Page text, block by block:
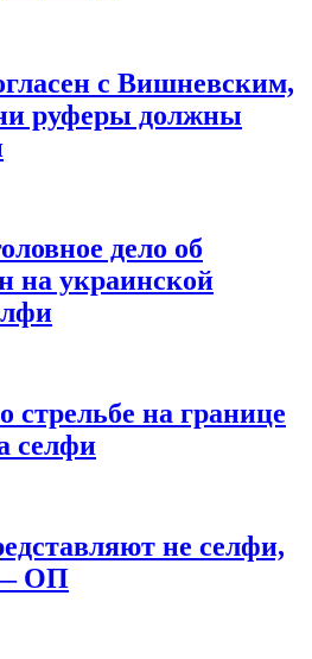
с Вишневским,
руферы должны
дело об
на украинской
на границе
селфи
не селфи,
— ОП